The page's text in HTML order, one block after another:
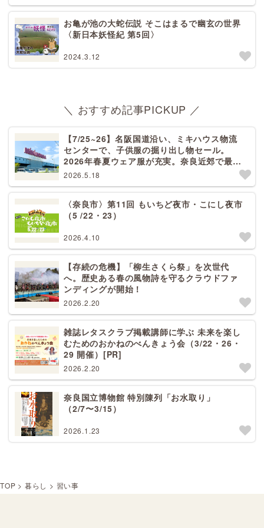
お亀が池の大蛇伝説 そこはまるで幽玄の世界
〈新日本妖怪紀 第5回〉
2024.3.12
＼ おすすめ記事PICKUP ／
【7/25~26】名阪国道沿い、ミキハウス物流
センターで、子供服の掘り出し物セール。
2026年春夏ウェア服が充実。奈良近郊で最大
規模！天理から27分[PR]
2026.5.18
〈奈良市〉第11回 もいちど夜市・こにし夜市
（5 /22・23）
2026.4.10
【存続の危機】「柳生さくら祭」を次世代
へ。歴史ある春の風物詩を守るクラウドファ
ンディングが開始！
2026.2.20
雑誌レタスクラブ掲載講師に学ぶ 未来を楽し
むためのおかねのべんきょう会（3/22・26・
29 開催）[PR]
2026.2.20
奈良国立博物館 特別陳列「お水取り」
（2/7〜3/15）
2026.1.23
TOP > 暮らし > 習い事